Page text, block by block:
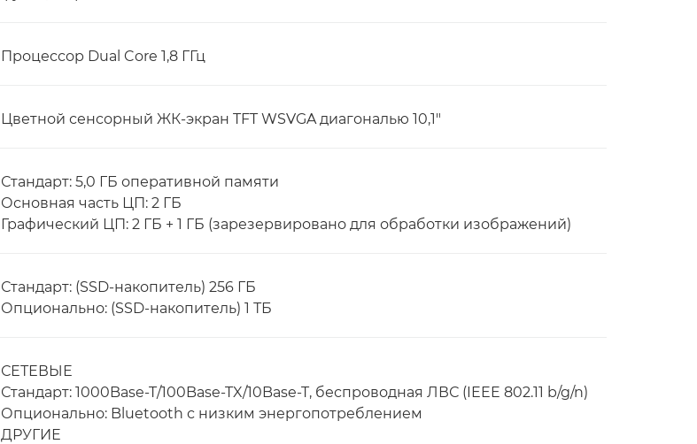
Процессор Dual Core 1,8 ГГц
Цветной сенсорный ЖК-экран TFT WSVGA диагональю 10,1"
Стандарт: 5,0 ГБ оперативной памяти
Основная часть ЦП: 2 ГБ
Графический ЦП: 2 ГБ + 1 ГБ (зарезервировано для обработки изображений)
Стандарт: (SSD-накопитель) 256 ГБ
Опционально: (SSD-накопитель) 1 ТБ
СЕТЕВЫЕ
Стандарт: 1000Base-T/100Base-TX/10Base-T, беспроводная ЛВС (IEEE 802.11 b/g/n)
Опционально: Bluetooth с низким энергопотреблением
ДРУГИЕ